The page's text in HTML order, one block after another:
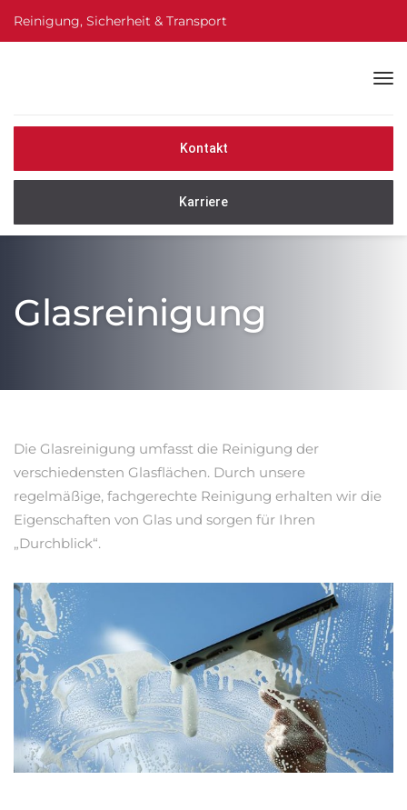
Reinigung, Sicherheit & Transport
Kontakt
Karriere
Glasreinigung
Die Glasreinigung umfasst die Reinigung der
verschiedensten Glasflächen. Durch unsere
regelmäßige, fachgerechte Reinigung erhalten wir die
Eigenschaften von Glas und sorgen für Ihren
„Durchblick“.